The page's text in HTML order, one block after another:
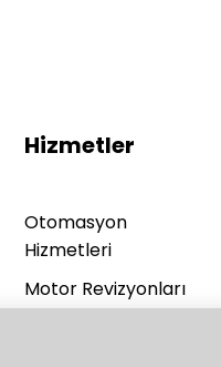
Hizmetler
Otomasyon
Hizmetleri
Motor Revizyonları